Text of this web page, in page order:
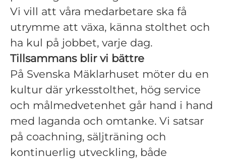
Vi vill att våra medarbetare ska få
utrymme att växa, känna stolthet och
ha kul på jobbet, varje dag.
Tillsammans blir vi bättre
På Svenska Mäklarhuset möter du en
kultur där yrkesstolthet, hög service
och målmedvetenhet går hand i hand
med laganda och omtanke. Vi satsar
på coachning, säljträning och
kontinuerlig utveckling, både